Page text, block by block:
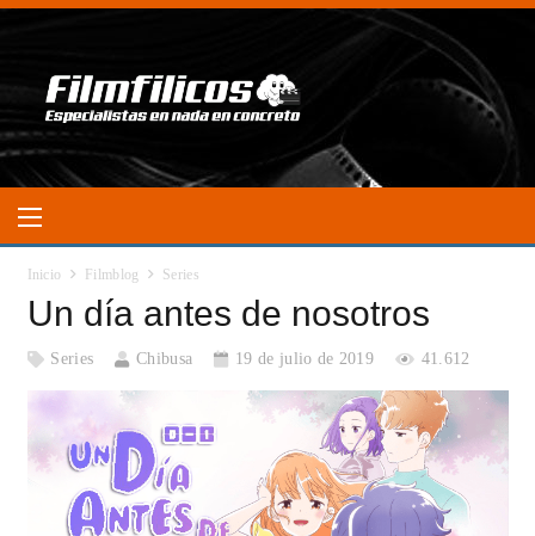
Inicio Filmblog Series
Un día antes de nosotros
Series Chibusa 19 de julio de 2019 41.612